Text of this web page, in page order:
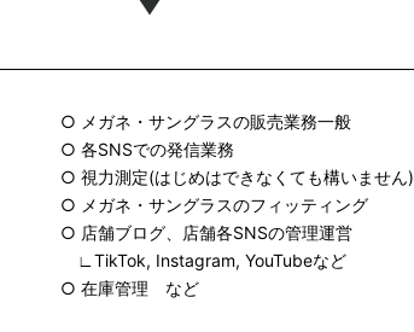
○ メガネ・サングラスの販売業務一般
○ 各SNSでの発信業務
○ 視力測定(はじめはできなくても構いません)
○ メガネ・サングラスのフィッティング
○ 店舗ブログ、店舗各SNSの管理運営
∟TikTok, Instagram, YouTubeなど
○ 在庫管理 など